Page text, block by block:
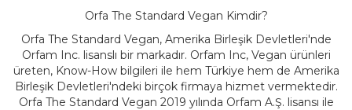
Orfa The Standard Vegan Kimdir?
Orfa The Standard Vegan, Amerika Birleşik Devletleri'nde
Orfam Inc. lisanslı bir markadır. Orfam Inc, Vegan ürünleri
üreten, Know-How bilgileri ile hem Türkiye hem de Amerika
Birleşik Devletleri'ndeki birçok firmaya hizmet vermektedir.
Orfa The Standard Vegan 2019 yılında Orfam A.Ş. lisansı ile